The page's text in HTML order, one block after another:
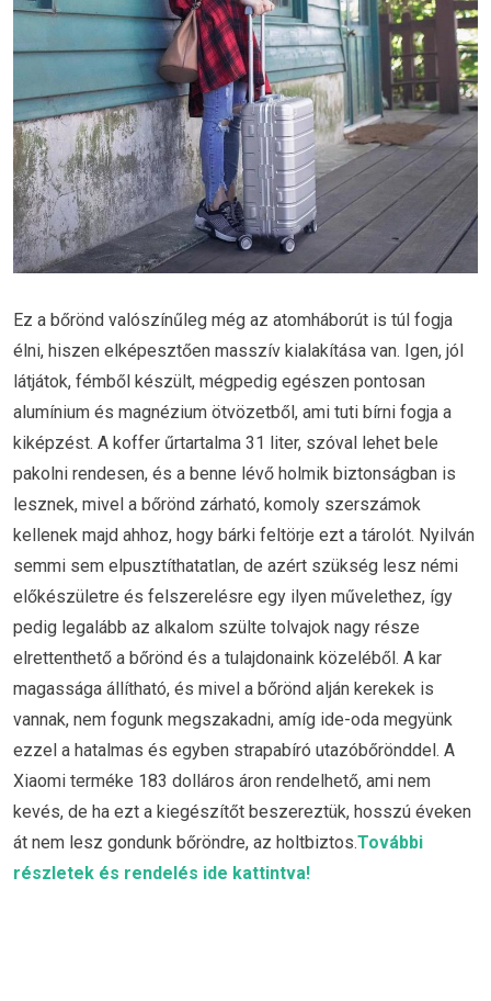
Ez a bőrönd valószínűleg még az atomháborút is túl fogja
élni, hiszen elképesztően masszív kialakítása van. Igen, jól
látjátok, fémből készült, mégpedig egészen pontosan
alumínium és magnézium ötvözetből, ami tuti bírni fogja a
kiképzést. A koffer űrtartalma 31 liter, szóval lehet bele
pakolni rendesen, és a benne lévő holmik biztonságban is
lesznek, mivel a bőrönd zárható, komoly szerszámok
kellenek majd ahhoz, hogy bárki feltörje ezt a tárolót. Nyilván
semmi sem elpusztíthatatlan, de azért szükség lesz némi
előkészületre és felszerelésre egy ilyen művelethez, így
pedig legalább az alkalom szülte tolvajok nagy része
elrettenthető a bőrönd és a tulajdonaink közeléből. A kar
magassága állítható, és mivel a bőrönd alján kerekek is
vannak, nem fogunk megszakadni, amíg ide-oda megyünk
ezzel a hatalmas és egyben strapabíró utazóbőrönddel. A
Xiaomi terméke 183 dolláros áron rendelhető, ami nem
kevés, de ha ezt a kiegészítőt beszereztük, hosszú éveken
át nem lesz gondunk bőröndre, az holtbiztos.További
részletek és rendelés ide kattintva!